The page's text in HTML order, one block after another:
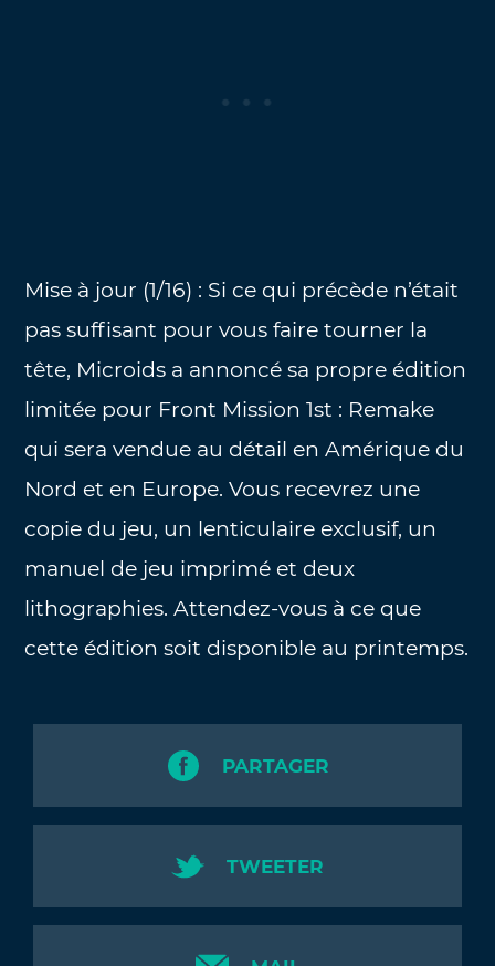
Mise à jour (1/16) : Si ce qui précède n’était
pas suffisant pour vous faire tourner la
tête, Microids a annoncé sa propre édition
limitée pour Front Mission 1st : Remake
qui sera vendue au détail en Amérique du
Nord et en Europe. Vous recevrez une
copie du jeu, un lenticulaire exclusif, un
manuel de jeu imprimé et deux
lithographies. Attendez-vous à ce que
cette édition soit disponible au printemps.
PARTAGER
TWEETER